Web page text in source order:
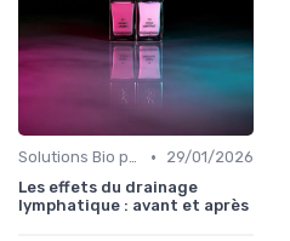
Solutions Bio pour Problèmes de Peau •
29/01/2026
Les effets du drainage
lymphatique : avant et après